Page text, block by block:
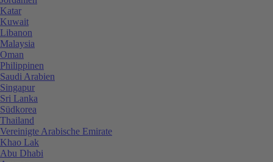
Katar
Kuwait
Libanon
Malaysia
Oman
Philippinen
Saudi Arabien
Singapur
Sri Lanka
Südkorea
Thailand
Vereinigte Arabische Emirate
Khao Lak
Abu Dhabi